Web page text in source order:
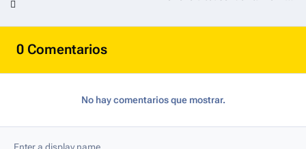
0 Comentarios
No hay comentarios que mostrar.